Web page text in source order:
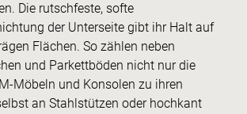
Die rutschfeste, softe
der Unterseite gibt ihr Halt auf
Flächen. So zählen neben
und Parkettböden nicht nur die
Möbeln und Konsolen zu ihren
an Stahlstützen oder hochkant